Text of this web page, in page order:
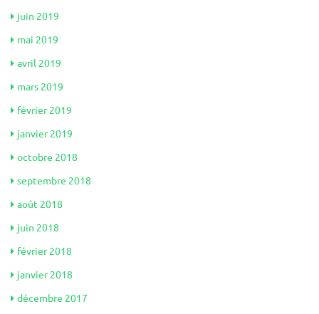
juin 2019
mai 2019
avril 2019
mars 2019
février 2019
janvier 2019
octobre 2018
septembre 2018
août 2018
juin 2018
février 2018
janvier 2018
décembre 2017